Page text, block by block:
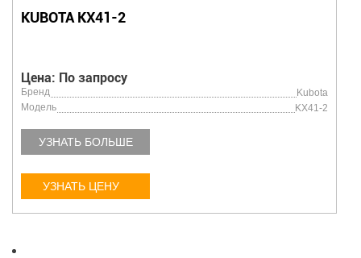
KUBOTA KX41-2
Цена: По запросу
Бренд
Kubota
Модель
KX41-2
УЗНАТЬ БОЛЬШЕ
УЗНАТЬ ЦЕНУ